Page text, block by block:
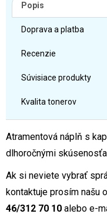
Popis
Doprava a platba
Recenzie
Súvisiace produkty
Kvalita tonerov
Atramentová náplň s
dlhoročnými
Ak si neviete vybrať
kontaktuje prosím našu
46/312 70 10 alebo e-